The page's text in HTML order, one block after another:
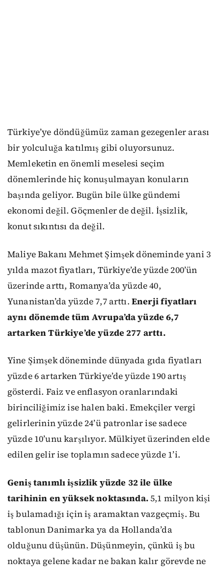
Türkiye’ye döndüğümüz zaman gezegenler arası
bir yolculuğa katılmış gibi oluyorsunuz.
Memleketin en önemli meselesi seçim
dönemlerinde hiç konuşulmayan konuların
başında geliyor. Bugün bile ülke gündemi
ekonomi değil. Göçmenler de değil. İşsizlik,
konut sıkıntısı da değil.
Maliye Bakanı Mehmet Şimşek döneminde yani 3
yılda mazot fiyatları, Türkiye’de yüzde 200’ün
üzerinde arttı, Romanya’da yüzde 40,
Yunanistan’da yüzde 7,7 arttı. Enerji fiyatları
aynı dönemde tüm Avrupa’da yüzde 6,7
artarken Türkiye’de yüzde 277 arttı.
Yine Şimşek döneminde dünyada gıda fiyatları
yüzde 6 artarken Türkiye’de yüzde 190 artış
gösterdi. Faiz ve enflasyon oranlarındaki
birinciliğimiz ise halen baki. Emekçiler vergi
gelirlerinin yüzde 24’ü patronlar ise sadece
yüzde 10’unu karşılıyor. Mülkiyet üzerinden elde
edilen gelir ise toplamın sadece yüzde 1’i.
Geniş tanımlı işsizlik yüzde 32 ile ülke
tarihinin en yüksek noktasında.5,1 milyon kişi
iş bulamadığı için iş aramaktan vazgeçmiş. Bu
tablonun Danimarka ya da Hollanda’da
olduğunu düşünün. Düşünmeyin, çünkü iş bu
noktaya gelene kadar ne bakan kalır görevde ne